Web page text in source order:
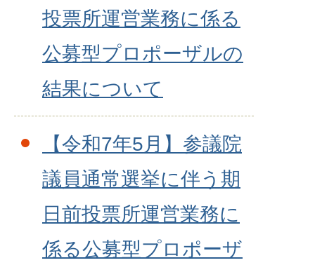
投票所運営業務に係る
公募型プロポーザルの
結果について
【令和7年5月】参議院
議員通常選挙に伴う期
日前投票所運営業務に
係る公募型プロポーザ